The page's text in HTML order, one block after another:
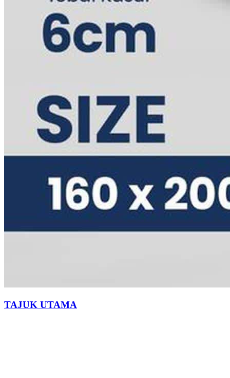
TAJUK UTAMA